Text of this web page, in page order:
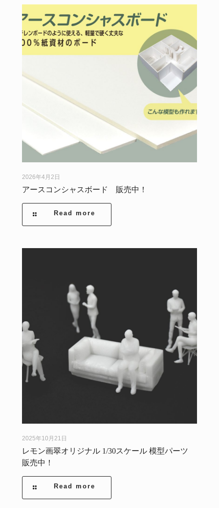
2026年4月2日
アースコンシャスボード 販売中！
Read more
2025年10月21日
レモン画翠オリジナル 1/30スケール 模型パーツ
販売中！
Read more